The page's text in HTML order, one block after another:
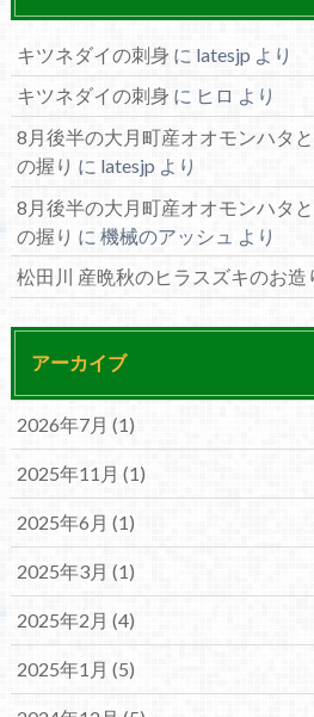
キツネダイの刺身 に latesjp より
キツネダイの刺身 に ヒロ より
8月後半の大月町産オオモンハタ
の握り に latesjpより
8月後半の大月町産オオモンハタ
の握り に 機械のアッシュ
より
松田川 産晩秋のヒラスズキのお造
アーカイブ
2026年7月 (1)
2025年11月 (1)
2025年6月 (1)
2025年3月 (1)
2025年2月 (4)
2025年1月 (5)